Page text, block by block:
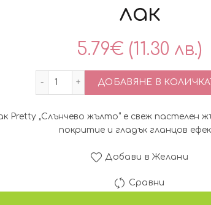
лак
5.79€ (11.30 лв.)
количество за Гел Лак Pretty
ДОБАВЯНЕ В
Pretty „Слънчево жълто“ е свеж пастелен
покритие и гладък гланцов
Добави в Желани
Сравни